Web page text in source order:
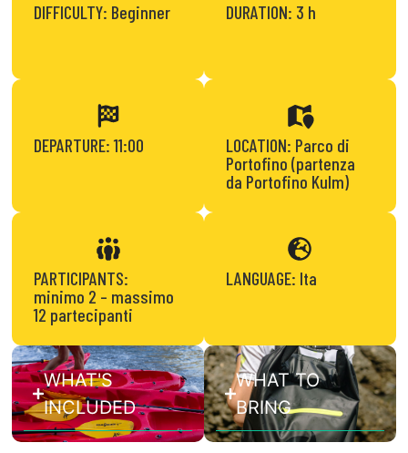
DIFFICULTY: Beginner DURATION: 3 h
DEPARTURE: 11:00
LOCATION: Parco di
Portofino (partenza
da Portofino Kulm)
PARTICIPANTS:
minimo 2 – massimo
12 partecipanti
LANGUAGE: Ita
WHAT'S
INCLUDED
WHAT TO
BRING